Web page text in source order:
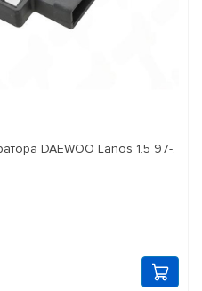
DAEWOO Lanos 1.5 97-,